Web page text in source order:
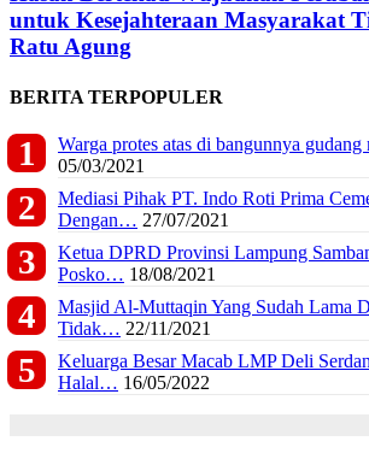
untuk Kesejahteraan Masyarakat
Ratu Agung
BERITA TERPOPULER
Warga protes atas di bangunnya
05/03/2021
Mediasi Pihak PT. Indo Roti Prima
Dengan… 27/07/2021
Ketua DPRD Provinsi Lampung
Posko… 18/08/2021
Masjid Al-Muttaqin Yang Sudah Lama
Tidak… 22/11/2021
Keluarga Besar Macab LMP Deli
Halal… 16/05/2022